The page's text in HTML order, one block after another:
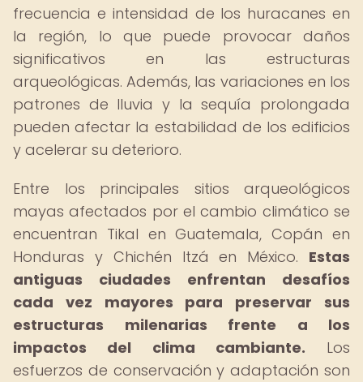
frecuencia e intensidad de los huracanes en
la región, lo que puede provocar daños
significativos en las estructuras
arqueológicas. Además, las variaciones en los
patrones de lluvia y la sequía prolongada
pueden afectar la estabilidad de los edificios
y acelerar su deterioro.
Entre los principales sitios arqueológicos
mayas afectados por el cambio climático se
encuentran Tikal en Guatemala, Copán en
Honduras y Chichén Itzá en México. Estas
antiguas ciudades enfrentan desafíos
cada vez mayores para preservar sus
estructuras milenarias frente a los
impactos del clima cambiante. Los
esfuerzos de conservación y adaptación son